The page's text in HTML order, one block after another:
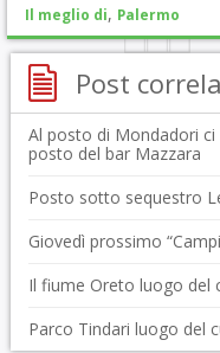
Il meglio di, Palermo
Post
Al posto di Mondadori ci
posto del bar Mazzara
Posto sotto sequestro
Giovedì prossimo
Il fiume Oreto luogo del
Parco Tindari luogo del